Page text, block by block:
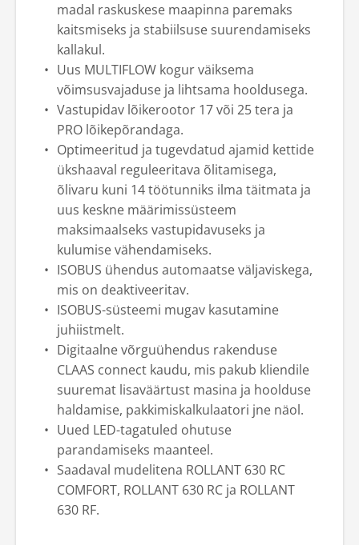
madal raskuskese maapinna paremaks
kaitsmiseks ja stabiilsuse suurendamiseks
kallakul.
Uus MULTIFLOW kogur väiksema
võimsusvajaduse ja lihtsama hooldusega.
Vastupidav lõikerootor 17 või 25 tera ja
PRO lõikepõrandaga.
Optimeeritud ja tugevdatud ajamid kettide
ükshaaval reguleeritava õlitamisega,
õlivaru kuni 14 töötunniks ilma täitmata ja
uus keskne määrimissüsteem
maksimaalseks vastupidavuseks ja
kulumise vähendamiseks.
ISOBUS ühendus automaatse väljaviskega,
mis on deaktiveeritav.
ISOBUS-süsteemi mugav kasutamine
juhiistmelt.
Digitaalne võrguühendus rakenduse
CLAAS connect kaudu, mis pakub kliendile
suuremat lisaväärtust masina ja hoolduse
haldamise, pakkimiskalkulaatori jne näol.
Uued LED-tagatuled ohutuse
parandamiseks maanteel.
Saadaval mudelitena ROLLANT 630 RC
COMFORT, ROLLANT 630 RC ja ROLLANT
630 RF.